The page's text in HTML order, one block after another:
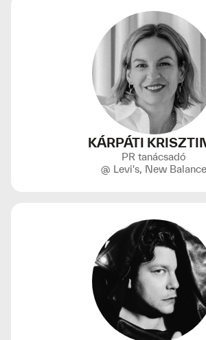
KÁRPÁTI
PR tanácsadó
@ Levi's, New Balance